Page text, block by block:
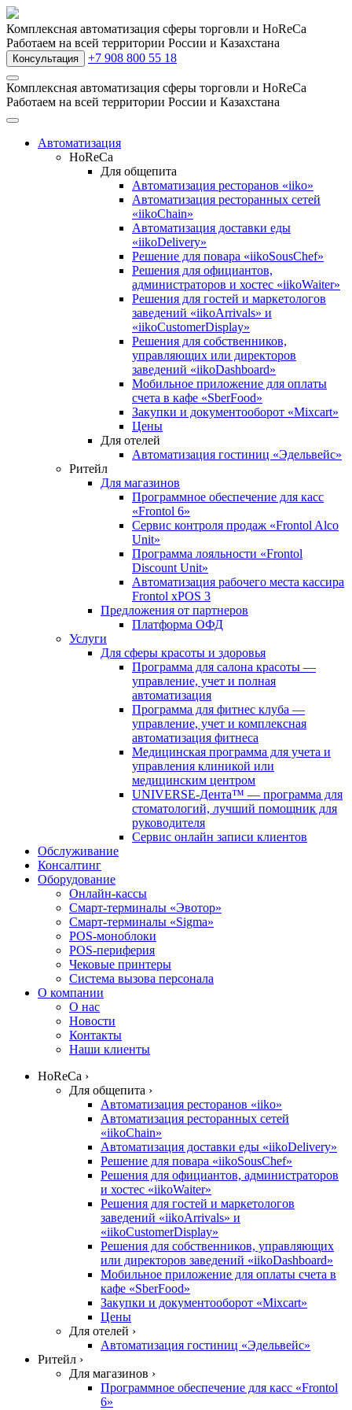
Комплексная автоматизация сферы торговли и HoReCa
Работаем на всей территории России и Казахстана
Консультация +7 908 800 55 18
Комплексная автоматизация сферы торговли и HoReCa
Работаем на всей территории России и Казахстана
Автоматизация
HoReCa
Для общепита
Автоматизация ресторанов «iiko»
Автоматизация ресторанных сетей
«iikoChain»
Автоматизация доставки еды
«iikoDelivery»
Решение для повара «iikoSousChef»
Решения для официантов,
администраторов и хостес «iikoWaiter»
Решения для гостей и маркетологов
заведений «iikoArrivals» и
«iikoCustomerDisplay»
Решения для собственников,
управляющих или директоров
заведений «iikoDashboard»
Мобильное приложение для оплаты
счета в кафе «SberFood»
Закупки и документооборот «Mixcart»
Цены
Для отелей
Автоматизация гостиниц «Эдельвейс»
Ритейл
Для магазинов
Программное обеспечение для касс
«Frontol 6»
Сервис контроля продаж «Frontol Alco
Unit»
Программа лояльности «Frontol
Discount Unit»
Автоматизация рабочего места кассира
Frontol xPOS 3
Предложения от партнеров
Платформа ОФД
Услуги
Для сферы красоты и здоровья
Программа для салона красоты —
управление, учет и полная
автоматизация
Программа для фитнес клуба —
управление, учет и комплексная
автоматизация фитнеса
Медицинская программа для учета и
управления клиникой или
медицинским центром
UNIVERSE-Дента™ — программа для
стоматологий, лучший помощник для
руководителя
Сервис онлайн записи клиентов
Обслуживание
Консалтинг
Оборудование
Онлайн-кассы
Смарт-терминалы «Эвотор»
Смарт-терминалы «Sigma»
POS-моноблоки
POS-периферия
Чековые принтеры
Система вызова персонала
О компании
О нас
Новости
Контакты
Наши клиенты
HoReCa ›
Для общепита ›
Автоматизация ресторанов «iiko»
Автоматизация ресторанных сетей
«iikoChain»
Автоматизация доставки еды «iikoDelivery»
Решение для повара «iikoSousChef»
Решения для официантов, администраторов
и хостес «iikoWaiter»
Решения для гостей и маркетологов
заведений «iikoArrivals» и
«iikoCustomerDisplay»
Решения для собственников, управляющих
или директоров заведений «iikoDashboard»
Мобильное приложение для оплаты счета в
кафе «SberFood»
Закупки и документооборот «Mixcart»
Цены
Для отелей ›
Автоматизация гостиниц «Эдельвейс»
Ритейл ›
Для магазинов ›
Программное обеспечение для касс «Frontol
6»